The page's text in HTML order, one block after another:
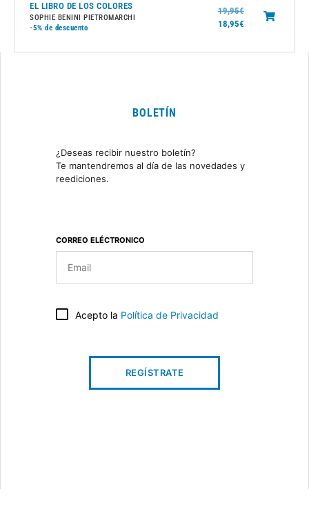
EL LIBRO DE LOS COLORES
SOPHIE BENINI PIETROMARCHI
-5% de descuento
19,95€
18,95€
BOLETÍN
¿Deseas recibir nuestro boletín?
Te mantendremos al día de las novedades y
reediciones.
CORREO ELÉCTRONICO
Acepto la Política de Privacidad
REGÍSTRATE